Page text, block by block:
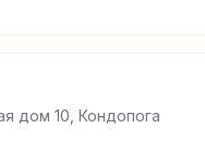
дом 10, Кондопога